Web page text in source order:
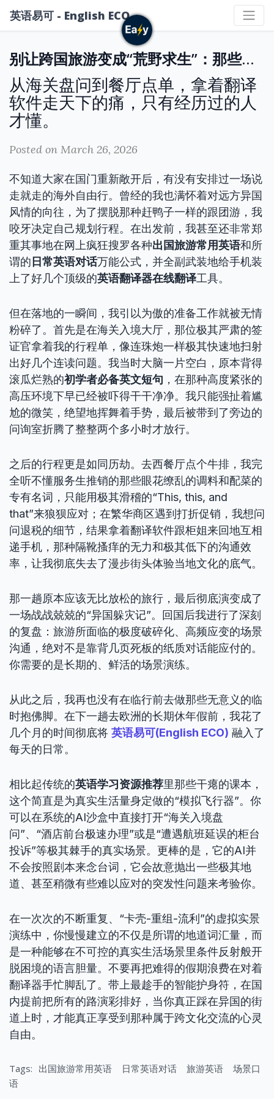
英语易可 - English ECO
别让跨国旅游变成“荒野求生”：那些年在国外因为张不开嘴踩过的连环大坑
从海关盘问到餐厅点单，拿着翻译
软件走天下的痛，只有经历过的人
才懂。
Posted on March 26, 2026
不知道大家在国门重新敞开后，有没有安排过一场说
走就走的海外自由行。曾经的我也满怀着对远方异国
风情的向往，为了摆脱那种赶鸭子一样的跟团游，我
咬牙决定自己规划行程。在出发前，我甚至还非常郑
重其事地在网上疯狂搜罗各种出国旅游常用英语和所
谓的 日常英语对话万能公式，并全副武装地给手机装
上了好几个顶级的英语翻译器在线翻译工具。
但在落地的一瞬间，我引以为傲的准备工作就被无情
粉碎了。首先是在海关入境大厅，那位极其严肃的签
证官拿着我的行程单，像连珠炮一样极其快速地扫射
出好几个连读问题。我当时大脑一片空白，原本背得
滚瓜烂熟的初学者必备英文短句 ，在那种高度紧张的
高压环境下早已经被吓得干干净净。我只能强扯着尴
尬的微笑，绝望地挥舞着手势，最后被带到了旁边的
问询室折腾了整整两个多小时才放行。
之后的行程更是如同历劫。去西餐厅点个牛排，我完
全听不懂服务生推销的那些眼花缭乱的调料和配菜的
专有名词，只能用极其滑稽的“This, this, and
that”来狼狈应对；在繁华商区遇到打折促销，我想问
问退税的细节，结果拿着翻译软件跟柜姐来回地互相
递手机，那种隔靴搔痒的无力和极其低下的沟通效
率，让我彻底失去了漫步街头体验当地文化的底气。
那一趟原本应该无比放松的旅行，最后彻底演变成了
一场战战兢兢的“异国躲灾记”。回国后我进行了深刻
的复盘：旅游所面临的极度破碎化、高频应变的场景
沟通，绝对不是靠背几页死板的纸质对话能应付的。
你需要的是长期的、鲜活的场景演练。
从此之后，我再也没有在临行前去做那些无意义的临
时抱佛脚。在下一趟去欧洲的长期休年假前，我花了
几个月的时间彻底将 英语易可(English ECO) 融入了
每天的日常。
相比起传统的英语学习资源推荐里那些干瘪的课本，
这个简直是为真实生活量身定做的“模拟飞行器”。你
可以在系统的AI沙盒中直接打开“海关入境盘
问”、“酒店前台极速办理”或是“遭遇航班延误的柜台
投诉”等极其棘手的真实场景。更棒的是，它的AI并
不会按照剧本来念台词，它会故意抛出一些极其地
道、甚至稍微有些难以应对的突发性问题来考验你。
在一次次的不断重复、“卡壳-重组-流利”的虚拟实景
演练中，你慢慢建立的不仅是所谓的地道词汇量，而
是一种能够在不可控的真实生活场景里条件反射般开
脱困境的语言胆量。不要再把难得的假期浪费在对着
翻译器手忙脚乱了。带上最趁手的智能护身符，在国
内提前把所有的路演彩排好，当你真正踩在异国的街
道上时，才能真正享受到那种属于跨文化交流的心灵
自由。
Tags: 出国旅游常用英语 日常英语对话 旅游英语
场景口
语